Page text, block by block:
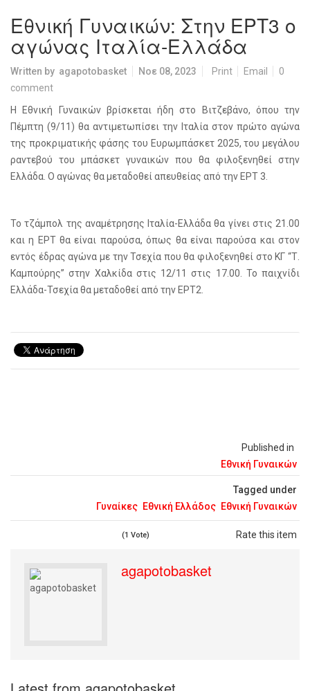
Εθνική Γυναικών: Στην ΕΡΤ3 ο
αγώνας Ιταλία-Ελλάδα
Written by agapotobasket Νοε 08, 2023 Print Email
0
comment
Published in
Εθνική Γυναικών
Tagged under
Γυναίκες Εθνική Ελλάδος Εθνική Γυναικών
Rate this item
(1 Vote)
Η Εθνική Γυναικών βρίσκεται ήδη στο Βιτζεβάνο, όπου την
Πέμπτη (9/11) θα αντιμετωπίσει την Ιταλία στον πρώτο αγώνα
της προκριματικής φάσης του Ευρωμπάσκετ 2025, του μεγάλου
ραντεβού του μπάσκετ γυναικών που θα φιλοξενηθεί στην
Ελλάδα. Ο αγώνας θα μεταδοθεί απευθείας από την ΕΡΤ 3.
Το τζάμπολ της αναμέτρησης Ιταλία-Ελλάδα θα γίνει στις 21.00
και η ΕΡΤ θα είναι παρούσα, όπως θα είναι παρούσα και στον
εντός έδρας αγώνα με την Τσεχία που θα φιλοξενηθεί στο ΚΓ “Τ.
Καμπούρης” στην Χαλκίδα στις 12/11 στις 17.00. Το παιχνίδι
Ελλάδα-Τσεχία θα μεταδοθεί από την ΕΡΤ2.
agapotobasket